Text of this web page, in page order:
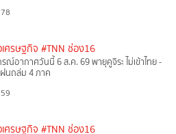
ศรษฐกิจ #TNN ช่อง16
ณ์อากาศวันนี้ 6 ส.ค. 69 พายุคูจิระ ไม่เข้าไทย -
นถล่ม 4 ภาค
ศรษฐกิจ #TNN ช่อง16